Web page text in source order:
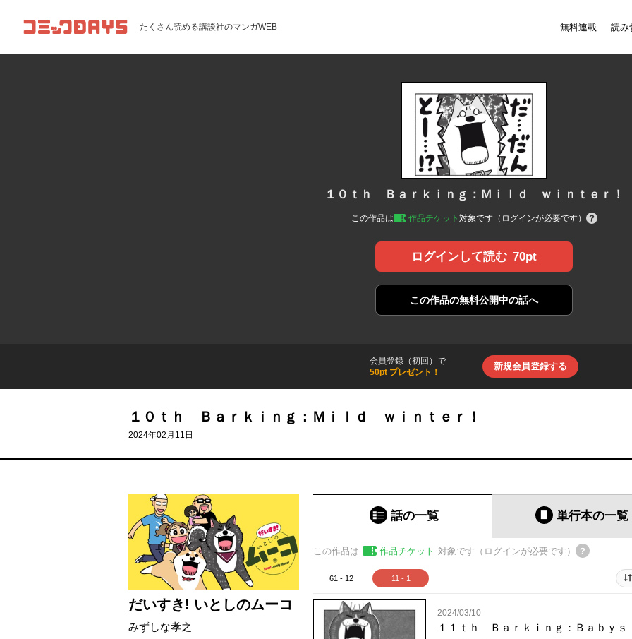
コミックDAYS たくさん読める講談社のマンガWEB 無料連載 読み
１０ｔｈ Ｂａｒｋｉｎｇ：Ｍｉｌｄ ｗｉｎｔｅｒ！
この作品は 作品チケット 対象です（ログインが必要です）
ログインして読む 70pt
この作品の無料公開中の話へ
会員登録（初回）で
50pt プレゼント！
新規会員登録する
１０ｔｈ Ｂａｒｋｉｎｇ：Ｍｉｌｄ ｗｉｎｔｅｒ！
2024年02月11日
だいすき! いとしのムーコ
みずしな孝之
話の一覧 単行本の一覧
この作品は 作品チケット 対象です（ログインが必要です）
61 - 12 11 - 1
2024/03/10
１１ｔｈ Ｂａｒｋｉｎｇ：Ｂａｂｙｓ